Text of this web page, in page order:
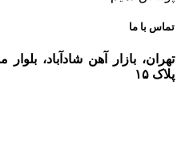
تماس با ما
پلاک ۱۵